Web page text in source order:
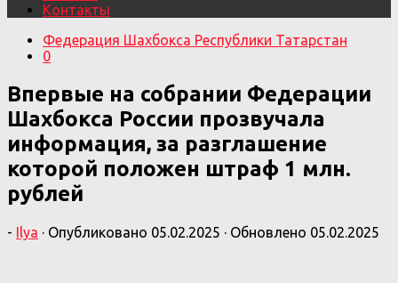
Контакты
Федерация Шахбокса Республики Татарстан
0
Впервые на собрании Федерации
Шахбокса России прозвучала
информация, за разглашение
которой положен штраф 1 млн.
рублей
- Ilya · Опубликовано 05.02.2025 · Обновлено 05.02.2025